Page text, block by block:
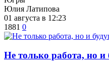
Юлия Латипова
01 августа в 12:23
1881 0
​Не только работа, но и